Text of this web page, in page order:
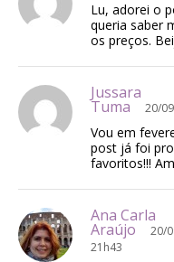
Lu, adorei o
queria saber
os preços.
Jussara
Tuma 20/
Vou em
post já foi
favoritos!!!
Ana Carla
Araújo
20/
21h43